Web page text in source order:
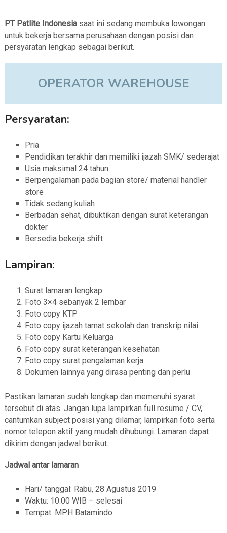
PT Patlite Indonesiasaat ini sedang membuka lowongan
untuk bekerja bersama perusahaan dengan posisi dan
persyaratan lengkap sebagai berikut.
OPERATOR WAREHOUSE
Persyaratan:
Pria
Pendidikan terakhir dan memiliki ijazah SMK/ sederajat
Usia maksimal 24 tahun
Berpengalaman pada bagian store/ material handler
store
Tidak sedang kuliah
Berbadan sehat, dibuktikan dengan surat keterangan
dokter
Bersedia bekerja shift
Lampiran:
Surat lamaran lengkap
Foto 3×4 sebanyak 2 lembar
Foto copy KTP
Foto copy ijazah tamat sekolah dan transkrip nilai
Foto copy Kartu Keluarga
Foto copy surat keterangan kesehatan
Foto copy surat pengalaman kerja
Dokumen lainnya yang dirasa penting dan perlu
Pastikan lamaran sudah lengkap dan memenuhi syarat
tersebut di atas. Jangan lupa lampirkan full resume / CV,
cantumkan subject posisi yang dilamar, lampirkan foto serta
nomor telepon aktif yang mudah dihubungi. Lamaran dapat
dikirim dengan jadwal berikut.
Jadwal antar lamaran
Hari/ tanggal: Rabu, 28 Agustus 2019
Waktu: 10.00 WIB – selesai
Tempat: MPH Batamindo